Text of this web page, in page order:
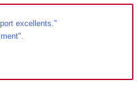
excellents."